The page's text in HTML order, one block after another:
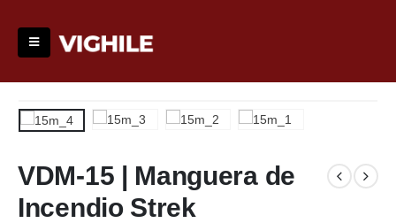
VDM-15 | Manguera de
Incendio Strek